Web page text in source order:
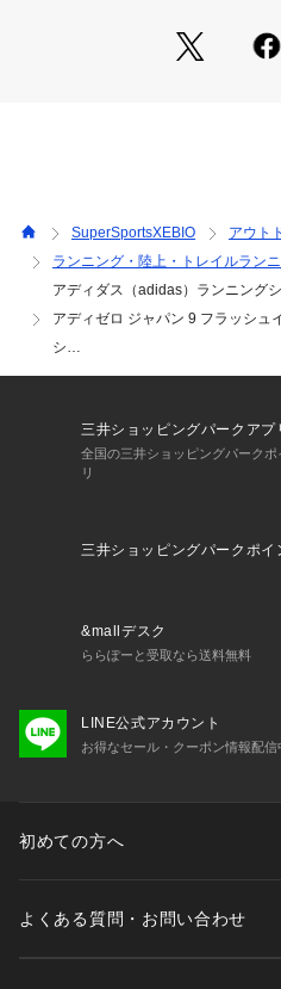
●フィニッシュラインを目指す
できる軽量シューズが必須。そ
トソールだから滑りにくい。ハ
し、幅広いシーンで活躍するア
【商品の購入にあたっての注意
※弊社独自の採寸・計量方法に
生じている場合がありますが、
を販売しております。あらかじ
容内とさせていただいておりま
※ブラウザやお使いのモニター
商品の色味が若干異なる場合があ
予告なく変更することがありま
い。2026年春夏モデル
ロ ジャパン9 スポーツシューズ
クッショニング ハーフマラソン
SuperSportsXEBIO
アウト
ランニング・陸上・トレイルラン
アディダス（adidas）ランニング
アディゼロ ジャパン 9 フラッシュ
シ…
三井ショッピングパークアプ
全国の三井ショッピングパーク
リ
三井ショッピングパークポイ
&mallデスク
ららぽーと受取なら送料無料
LINE公式アカウント
お得なセール・クーポン情報配信
初めての方へ
よくある質問・お問い合わせ